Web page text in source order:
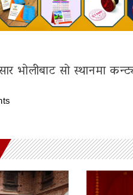
भोलीबाट सो स्थानमा